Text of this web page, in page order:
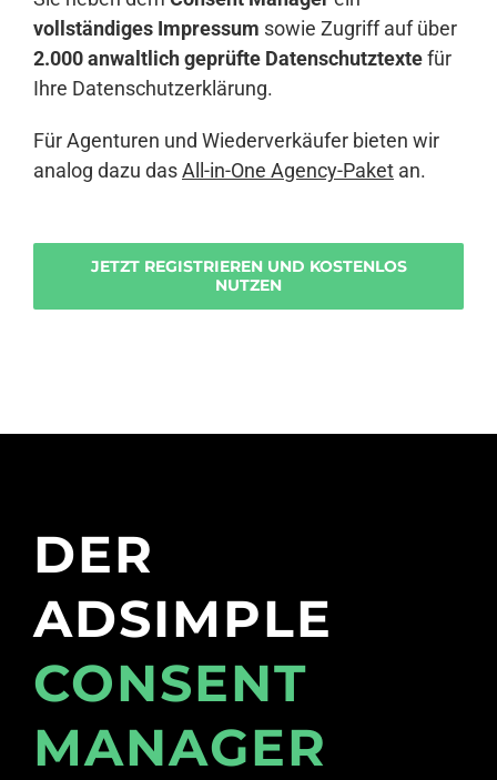
vollständiges Impressum sowie Zugriff auf über
2.000 anwaltlich geprüfte Datenschutztextefür
Ihre Datenschutzerklärung.
Für Agenturen und Wiederverkäufer bieten wir
analog dazu dasAll-in-One Agency-Paket an.
JETZT REGISTRIEREN UND KOSTENLOS
NUTZEN
DER
ADSIMPLE
CONSENT
MANAGER